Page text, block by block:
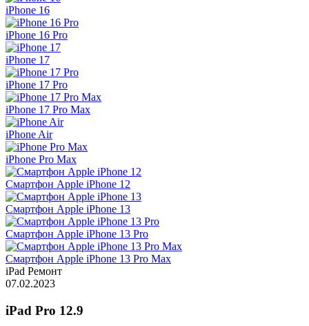
iPhone 16
iPhone 16 Pro
iPhone 17
iPhone 17 Pro
iPhone 17 Pro Max
iPhone Air
iPhone Pro Max
Смартфон Apple iPhone 12
Смартфон Apple iPhone 13
Смартфон Apple iPhone 13 Pro
Смартфон Apple iPhone 13 Pro Max
iPad Ремонт
07.02.2023
iPad Pro 12.9